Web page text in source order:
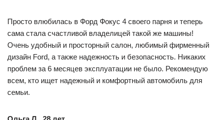
Просто влюбилась в Форд Фокус 4 своего парня и теперь
сама стала счастливой владелицей такой же машины!
Очень удобный и просторный салон, любимый фирменный
дизайн Ford, а также надежность и безопасность. Никаких
проблем за 6 месяцев эксплуатации не было. Рекомендую
всем, кто ищет надежный и комфортный автомобиль для
семьи.